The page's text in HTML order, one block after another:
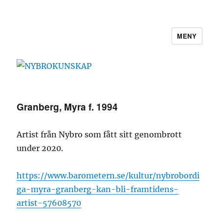
MENY
Granberg, Myra f. 1994
Artist från Nybro som fått sitt genombrott
under 2020.
https://www.barometern.se/kultur/nybrobordi
ga-myra-granberg-kan-bli-framtidens-
artist-57608570